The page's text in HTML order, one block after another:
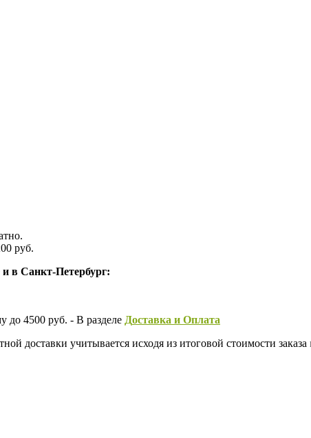
руб.
в Санкт-Петербург:
до 4500 руб. - В разделе Доставка и Оплата
доставки учитывается исходя из итоговой стоимости заказа